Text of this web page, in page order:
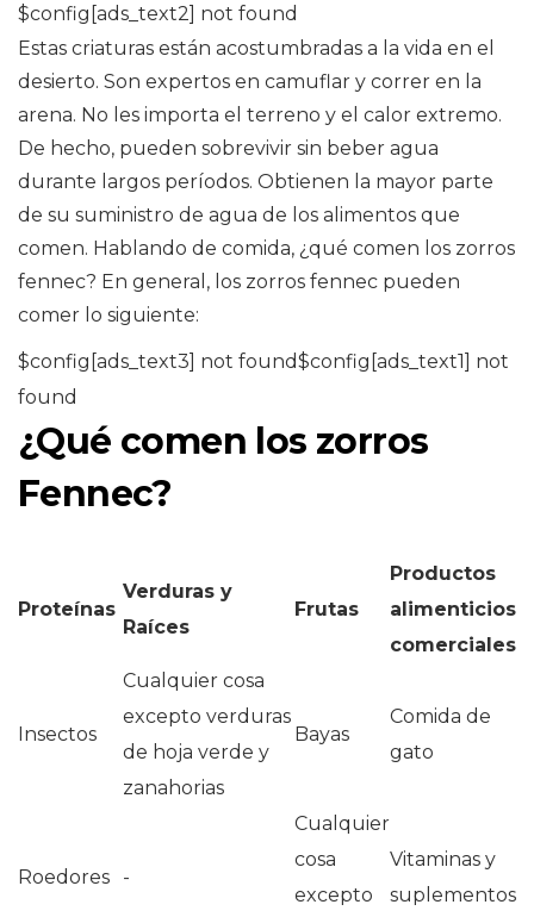
$config[ads_text2] not found
Estas criaturas están acostumbradas a la vida en el
desierto. Son expertos en camuflar y correr en la
arena. No les importa el terreno y el calor extremo.
De hecho, pueden sobrevivir sin beber agua
durante largos períodos. Obtienen la mayor parte
de su suministro de agua de los alimentos que
comen. Hablando de comida, ¿qué comen los zorros
fennec? En general, los zorros fennec pueden
comer lo siguiente:
$config[ads_text3] not found$config[ads_text1] not
found
¿Qué comen los zorros
Fennec?
Proteínas
Verduras y
Raíces
Frutas
Productos
alimenticios
comerciales
Insectos
Cualquier cosa
excepto verduras
de hoja verde y
zanahorias
Bayas
Comida de
gato
Roedores -
Cualquier
cosa
excepto
Vitaminas y
suplementos